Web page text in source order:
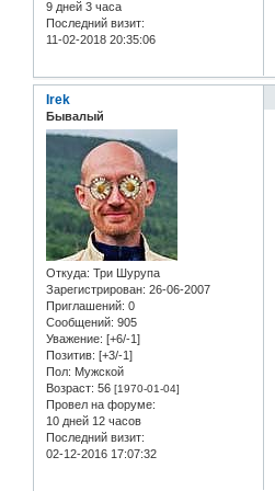
9 дней 3 часа
Последний визит:
11-02-2018 20:35:06
Irek
Бывалый
Откуда: Три Шурупа
Зарегистрирован: 26-06-2007
Приглашений: 0
Сообщений: 905
Уважение: [+6/-1]
Позитив: [+3/-1]
Пол: Мужской
Возраст: 56 [1970-01-04]
Провел на форуме:
10 дней 12 часов
Последний визит:
02-12-2016 17:07:32